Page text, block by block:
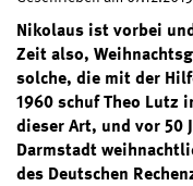
Nikolaus ist vorbei
Zeit also,
solche, die mit der
1960 schuf Theo Lutz
dieser Art, und vor 50
Darmstadt
des Deutschen